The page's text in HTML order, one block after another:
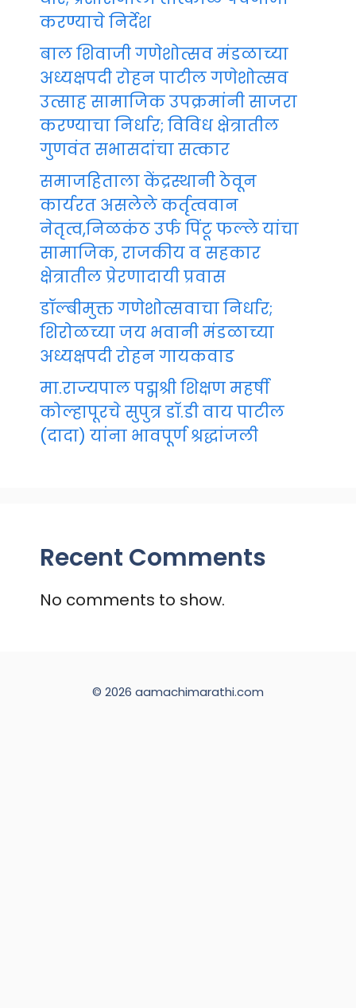
करण्याचे निर्देश
बाल शिवाजी गणेशोत्सव मंडळाच्या
अध्यक्षपदी रोहन पाटील गणेशोत्सव
उत्साह सामाजिक उपक्रमांनी साजरा
करण्याचा निर्धार; विविध क्षेत्रातील
गुणवंत सभासदांचा सत्कार
समाजहिताला केंद्रस्थानी ठेवून
कार्यरत असलेले कर्तृत्ववान
नेतृत्व,निळकंठ उर्फ पिंटू फल्ले यांचा
सामाजिक, राजकीय व सहकार
क्षेत्रातील प्रेरणादायी प्रवास
डॉल्बीमुक्त गणेशोत्सवाचा निर्धार;
शिरोळच्या जय भवानी मंडळाच्या
अध्यक्षपदी रोहन गायकवाड
मा.राज्यपाल पद्मश्री शिक्षण महर्षी
कोल्हापूरचे सुपुत्र डॉ.डी वाय पाटील
(दादा) यांना भावपूर्ण श्रद्धांजली
Recent Comments
No comments to show.
© 2026 aamachimarathi.com